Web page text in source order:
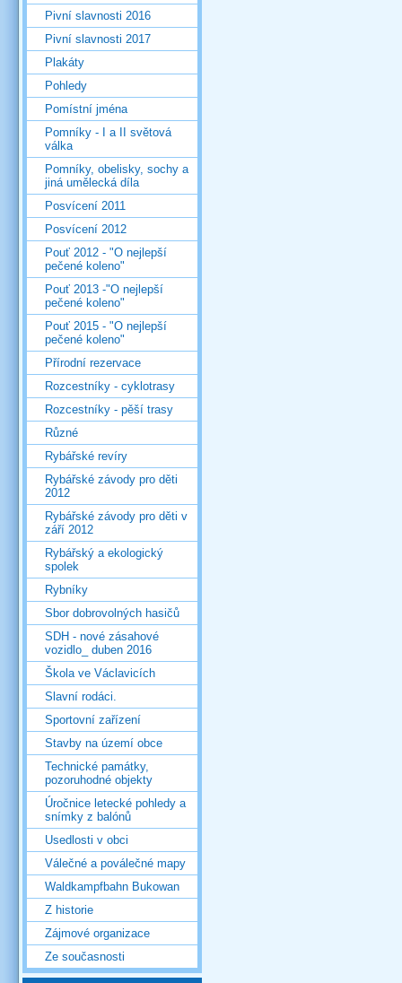
Pivní slavnosti 2016
Pivní slavnosti 2017
Plakáty
Pohledy
Pomístní jména
Pomníky - I a II světová
válka
Pomníky, obelisky, sochy a
jiná umělecká díla
Posvícení 2011
Posvícení 2012
Pouť 2012 - "O nejlepší
pečené koleno"
Pouť 2013 -"O nejlepší
pečené koleno"
Pouť 2015 - "O nejlepší
pečené koleno"
Přírodní rezervace
Rozcestníky - cyklotrasy
Rozcestníky - pěší trasy
Různé
Rybářské revíry
Rybářské závody pro děti
2012
Rybářské závody pro děti v
září 2012
Rybářský a ekologický
spolek
Rybníky
Sbor dobrovolných hasičů
SDH - nové zásahové
vozidlo_ duben 2016
Škola ve Václavicích
Slavní rodáci.
Sportovní zařízení
Stavby na území obce
Technické památky,
pozoruhodné objekty
Úročnice letecké pohledy a
snímky z balónů
Usedlosti v obci
Válečné a poválečné mapy
Waldkampfbahn Bukowan
Z historie
Zájmové organizace
Ze současnosti